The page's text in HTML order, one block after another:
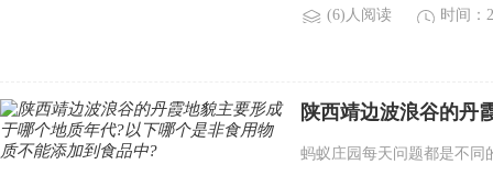
(6)人阅读 时间：
陕西靖边波浪谷的丹
蚂蚁庄园每天问题都是不同